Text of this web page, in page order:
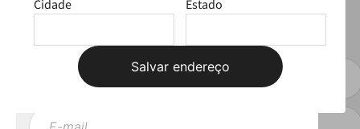
Cidade Estado
Salvar endereço
NEWSLETTER